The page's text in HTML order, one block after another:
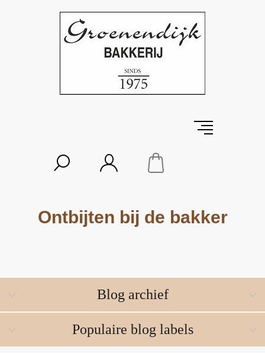
Ontbijten bij de bakker
Blog archief
Populaire blog labels